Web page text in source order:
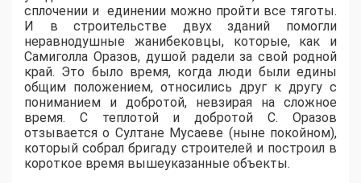
сплочении и единении можно пройти все тяготы.
И в строительстве двух зданий помогли
неравнодушные жанибековцы, которые, как и
Самиголла Оразов, душой радели за свой родной
край. Это было время, когда люди были едины
общим положением, относились друг к другу с
пониманием и добротой, невзирая на сложное
время. С теплотой и добротой С. Оразов
отзывается о Султане Мусаеве (ныне покойном),
который собрал бригаду строителей и построил в
короткое время вышеуказанные объекты.